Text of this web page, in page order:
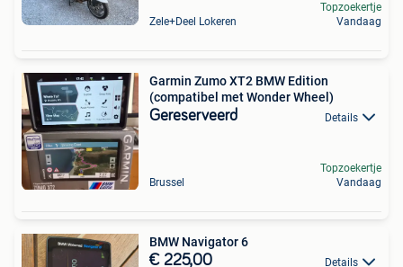
Zele+Deel Lokeren
Topzoekertje
Vandaag
Garmin Zumo XT2 BMW Edition
(compatibel met Wonder Wheel)
Gereserveerd Details
Brussel
Topzoekertje
Vandaag
BMW Navigator 6
€ 225,00 Details